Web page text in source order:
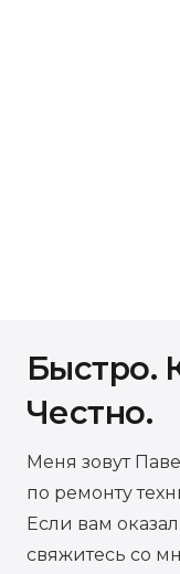
Быстро.
Честно.
Меня зовут
по ремонту
Если вам
свяжитесь со